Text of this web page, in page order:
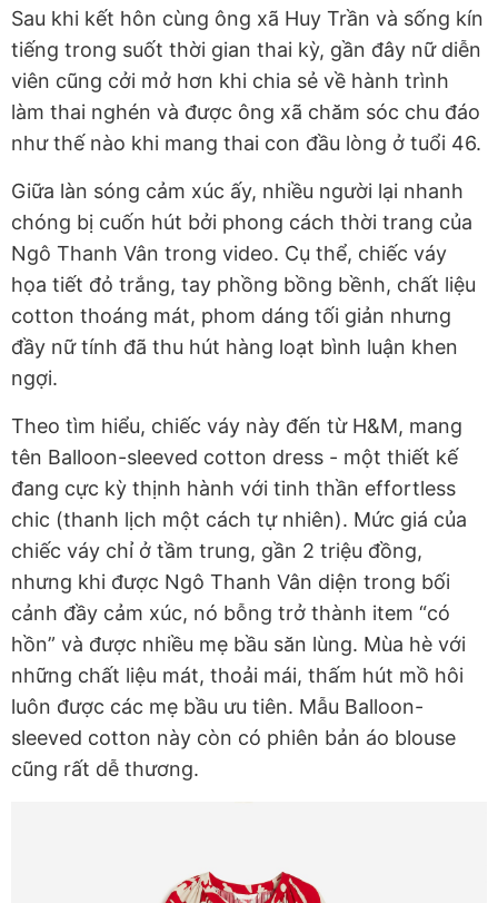
Sau khi kết hôn cùng ông xã Huy Trần và sống kín
tiếng trong suốt thời gian thai kỳ, gần đây nữ diễn
viên cũng cởi mở hơn khi chia sẻ về hành trình
làm thai nghén và được ông xã chăm sóc chu đáo
như thế nào khi mang thai con đầu lòng ở tuổi 46.
Giữa làn sóng cảm xúc ấy, nhiều người lại nhanh
chóng bị cuốn hút bởi phong cách thời trang của
Ngô Thanh Vân trong video. Cụ thể, chiếc váy
họa tiết đỏ trắng, tay phồng bồng bềnh, chất liệu
cotton thoáng mát, phom dáng tối giản nhưng
đầy nữ tính đã thu hút hàng loạt bình luận khen
ngợi.
Theo tìm hiểu, chiếc váy này đến từ H&M, mang
tên Balloon-sleeved cotton dress - một thiết kế
đang cực kỳ thịnh hành với tinh thần effortless
chic (thanh lịch một cách tự nhiên). Mức giá của
chiếc váy chỉ ở tầm trung, gần 2 triệu đồng,
nhưng khi được Ngô Thanh Vân diện trong bối
cảnh đầy cảm xúc, nó bỗng trở thành item “có
hồn” và được nhiều mẹ bầu săn lùng. Mùa hè với
những chất liệu mát, thoải mái, thấm hút mồ hôi
luôn được các mẹ bầu ưu tiên. Mẫu Balloon-
sleeved cotton này còn có phiên bản áo blouse
cũng rất dễ thương.